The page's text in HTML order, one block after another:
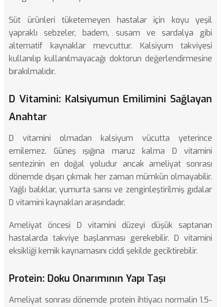
Süt ürünleri tüketemeyen hastalar için koyu yeşil
yapraklı sebzeler, badem, susam ve sardalya gibi
alternatif kaynaklar mevcuttur. Kalsiyum takviyesi
kullanılıp kullanılmayacağı doktorun değerlendirmesine
bırakılmalıdır.
D Vitamini: Kalsiyumun Emilimini Sağlayan
Anahtar
D vitamini olmadan kalsiyum vücutta yeterince
emilemez. Güneş ışığına maruz kalma D vitamini
sentezinin en doğal yoludur ancak ameliyat sonrası
dönemde dışarı çıkmak her zaman mümkün olmayabilir.
Yağlı balıklar, yumurta sarısı ve zenginleştirilmiş gıdalar
D vitamini kaynakları arasındadır.
Ameliyat öncesi D vitamini düzeyi düşük saptanan
hastalarda takviye başlanması gerekebilir. D vitamini
eksikliği kemik kaynamasını ciddi şekilde geciktirebilir.
Protein: Doku Onarımının Yapı Taşı
Ameliyat sonrası dönemde protein ihtiyacı normalin 1.5-